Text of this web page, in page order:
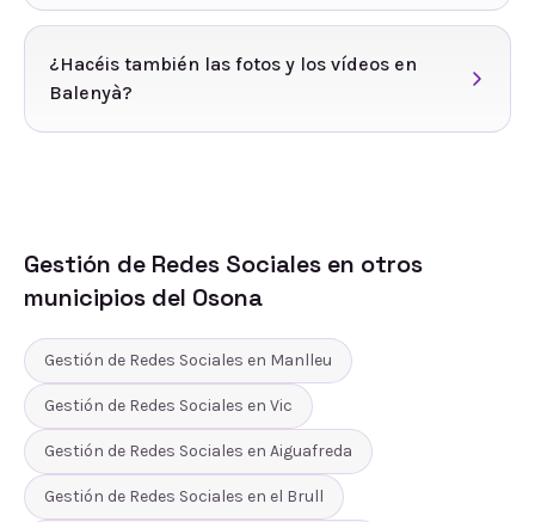
¿Hacéis también las fotos y los vídeos en
Balenyà?
Gestión de Redes Sociales en otros
municipios del Osona
Gestión de Redes Sociales en Manlleu
Gestión de Redes Sociales en Vic
Gestión de Redes Sociales en Aiguafreda
Gestión de Redes Sociales en el Brull